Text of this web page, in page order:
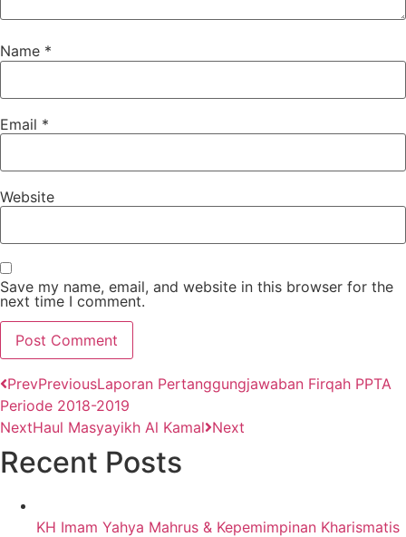
Name *
Email *
Website
Save my name, email, and website in this browser for the
next time I comment.
PrevPreviousLaporan Pertanggungjawaban Firqah PPTA
Periode 2018-2019
NextHaul Masyayikh Al Kamal Next
Recent Posts
KH Imam Yahya Mahrus & Kepemimpinan Kharismatis